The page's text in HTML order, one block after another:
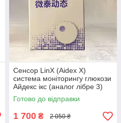
Сенсор LinX (Aidex X)
система моніторингу глюкози
Айдекс ікс (аналог лібре 3)
Готово до відправки
1 700 ₴ 2 050 ₴